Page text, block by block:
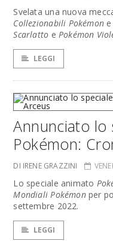
Svelata una nuova
Collezionabili Pokémon
Scarlatto e Pokémon
LEGGI
Annunciato lo
Pokémon:
DI IRENE GRAZZINI
Lo speciale animato
Mondiali Pokémonper
settembre 2022.
LEGGI